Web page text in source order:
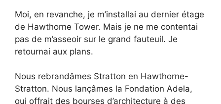
Moi, en revanche, je m’installai au dernier étage
de Hawthorne Tower. Mais je ne me contentai
pas de m’asseoir sur le grand fauteuil. Je
retournai aux plans.
Nous rebrandâmes Stratton en Hawthorne-
Stratton. Nous lançâmes la Fondation Adela,
qui offrait des bourses d’architecture à des